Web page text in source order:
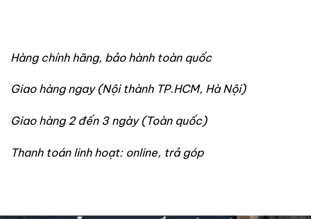
Hàng chính hãng, bảo hành toàn quốc
Giao hàng ngay (Nội thành TP.HCM, Hà Nội)
Giao hàng 2 đến 3 ngày (Toàn quốc)
Thanh toán linh hoạt: online, trả góp